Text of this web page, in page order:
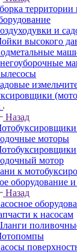
и
высокого
Назад
моторы
мотор
к
оборудование
Назад
к насосам